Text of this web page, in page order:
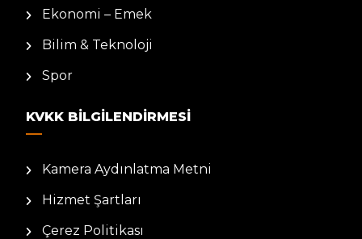
Ekonomi – Emek
Bilim & Teknoloji
Spor
KVKK BILGILENDIRMESI
Kamera Aydınlatma Metni
Hizmet Şartları
Çerez Politikası